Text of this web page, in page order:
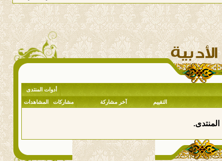
أدوات المنتدى
التقييم آخر مشاركة مشاركات المشاهدات